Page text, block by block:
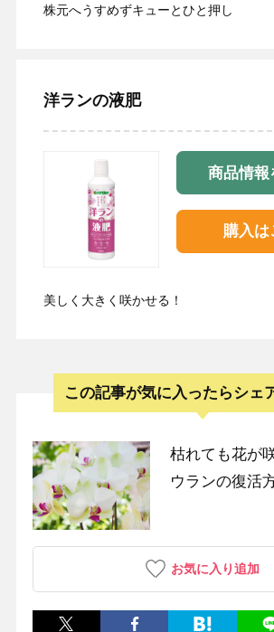
株元へうすめずキューとひと押し
洋ランの液肥
商品情報
購入は
美しく大きく咲かせる！
この記事が気に入ったらシェ
枯れても花が
ウランの復活
お気に入り追加